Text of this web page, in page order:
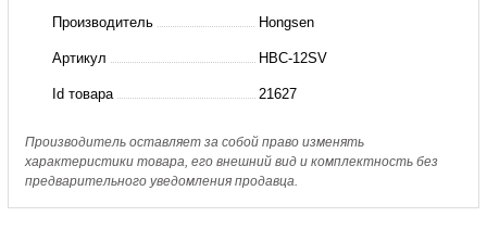
сервисным
штуцером
HBC-
12SV
Hongsen
Производитель Hongsen
Артикул HBC-12SV
Id товара 21627
Производитель оставляет за собой право изменять
характеристики товара, его внешний вид и комплектность без
предварительного уведомления продавца.